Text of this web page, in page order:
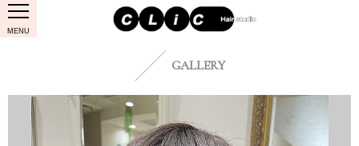
MENU
GALLERY